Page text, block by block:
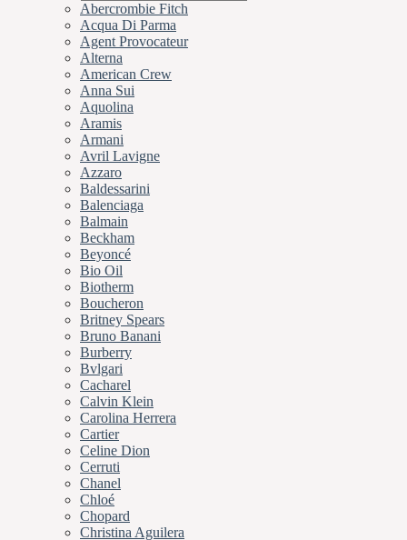
Abercrombie Fitch
Acqua Di Parma
Agent Provocateur
Alterna
American Crew
Anna Sui
Aquolina
Aramis
Armani
Avril Lavigne
Azzaro
Baldessarini
Balenciaga
Balmain
Beckham
Beyoncé
Bio Oil
Biotherm
Boucheron
Britney Spears
Bruno Banani
Burberry
Bvlgari
Cacharel
Calvin Klein
Carolina Herrera
Cartier
Celine Dion
Cerruti
Chanel
Chloé
Chopard
Christina Aguilera